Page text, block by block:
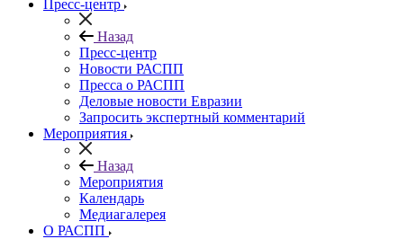
Пресс-центр
Назад
Пресс-центр
Новости РАСПП
Пресса о РАСПП
Деловые новости Евразии
Запросить экспертный комментарий
Мероприятия
Назад
Мероприятия
Календарь
Медиагалерея
О РАСПП